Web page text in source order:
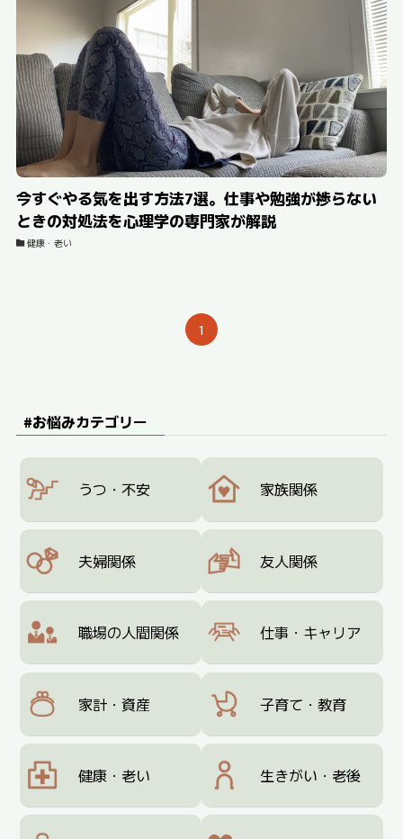
今すぐやる気を出す方法7選。仕事や勉強が捗らない
ときの対処法を心理学の専門家が解説
健康・老い
1
#お悩みカテゴリー
うつ・不安 家族関係
夫婦関係 友人関係
職場の人間関係 仕事・キャリア
家計・資産 子育て・教育
健康・老い 生きがい・老後